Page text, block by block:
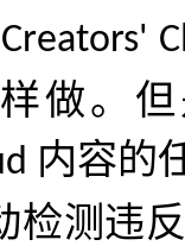
Creators'
做。
内容的
检测违